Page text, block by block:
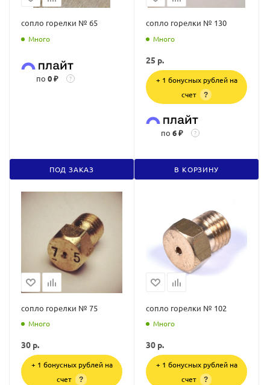
сопло горелки № 65
Много
по 0 ₽ ?
ПОД ЗАКАЗ
сопло горелки № 130
Много
25 р.
+ 1 бонусных рублей на
счет
?
по 6 ₽ ?
В КОРЗИНУ
сопло горелки № 75
Много
30 р.
+ 1 бонусных рублей на
счет
?
сопло горелки № 102
Много
30 р.
+ 1 бонусных рублей на
счет
?